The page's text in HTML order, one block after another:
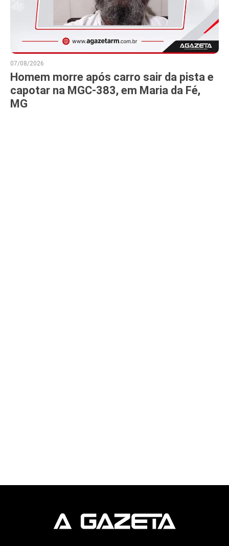
07/08/2026
Homem morre após carro sair da pista e
capotar na MGC-383, em Maria da Fé,
MG